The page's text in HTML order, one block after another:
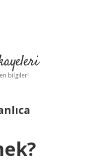
bilgiler!